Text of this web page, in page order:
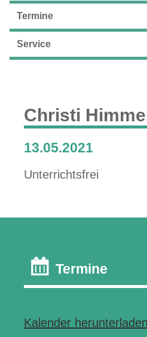
Termine
Service
Christi
13.05.2021
Unterrichtsfrei
Termine
Kalender herunterladen